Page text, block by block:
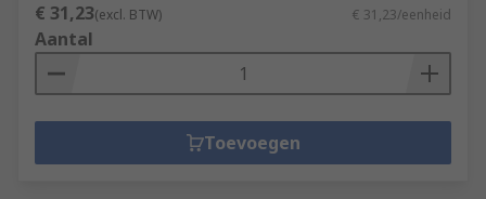
€ 31,23(excl. BTW) € 31,23/eenheid
Aantal
Toevoegen